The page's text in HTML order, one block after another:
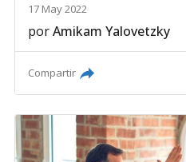
17 May 2022
porAmikam Yalovetzky
Compartir